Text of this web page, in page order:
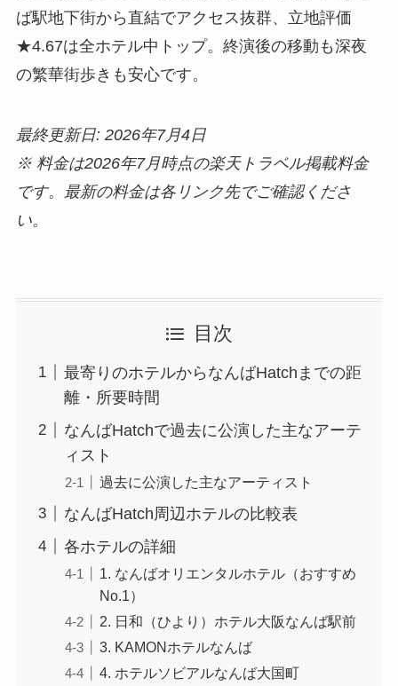
ば駅地下街から直結でアクセス抜群、立地評価
★4.67は全ホテル中トップ。終演後の移動も深夜
の繁華街歩きも安心です。
最終更新日: 2026年7月4日
※ 料金は2026年7月時点の楽天トラベル掲載料金
です。最新の料金は各リンク先でご確認くださ
い。
目次
最寄りのホテルからなんばHatchまでの距
離・所要時間
なんばHatchで過去に公演した主なアーテ
ィスト
過去に公演した主なアーティスト
なんばHatch周辺ホテルの比較表
各ホテルの詳細
1. なんばオリエンタルホテル（おすすめ
No.1）
2. 日和（ひより）ホテル大阪なんば駅前
3. KAMONホテルなんば
4. ホテルソビアルなんば大国町